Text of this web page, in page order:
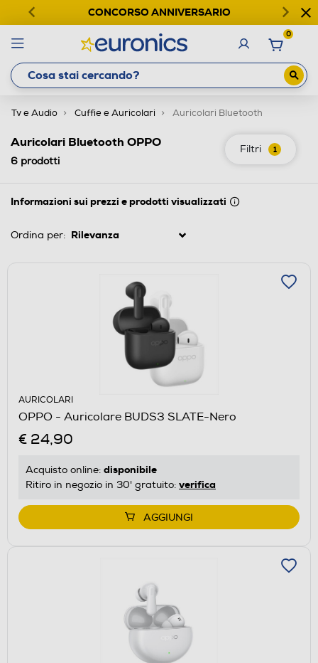
CONCORSO ANNIVERSARIO
0
Tv e Audio Cuffie e Auricolari Auricolari Bluetooth
Filtri 1
Auricolari Bluetooth OPPO
6 prodotti
Informazioni sui prezzi e prodotti visualizzati
Ordina per:
AURICOLARI
OPPO - Auricolare BUDS3 SLATE-Nero
€ 24,90
Acquisto online: disponibile
Ritiro in negozio in 30' gratuito: verifica
AGGIUNGI